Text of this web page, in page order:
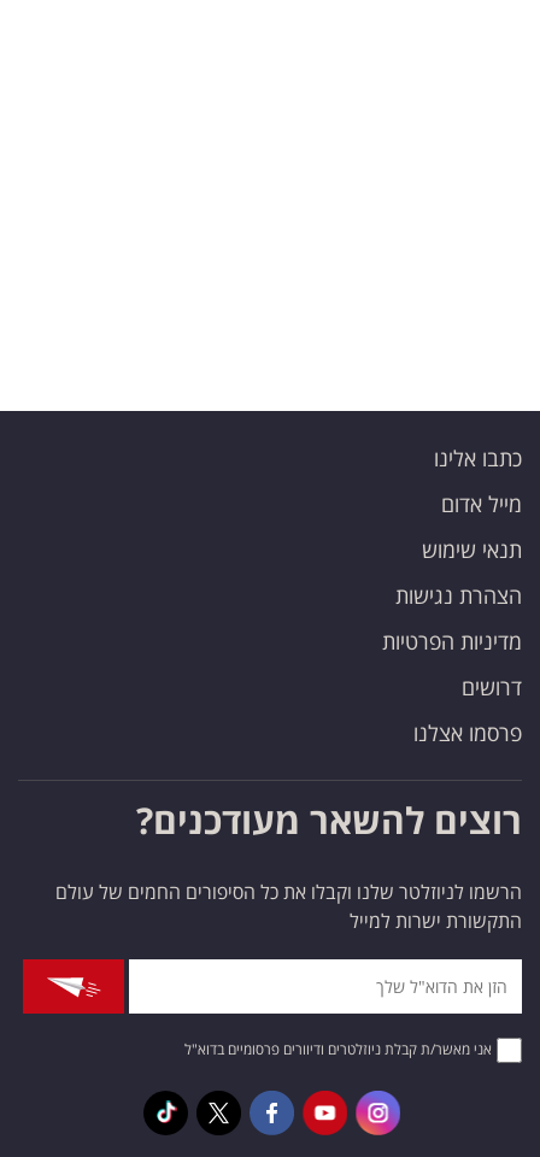
כתבו אלינו
מייל אדום
תנאי שימוש
הצהרת נגישות
מדיניות הפרטיות
דרושים
פרסמו אצלנו
רוצים להשאר מעודכנים?
הרשמו לניוזלטר שלנו וקבלו את כל הסיפורים החמים של עולם
התקשורת ישרות למייל
אני מאשר/ת קבלת ניוזלטרים ודיוורים פרסומיים בדוא"ל